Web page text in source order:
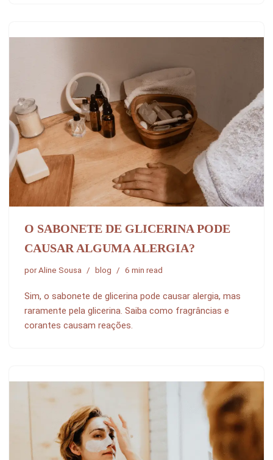
O SABONETE DE GLICERINA PODE
CAUSAR ALGUMA ALERGIA?
porAline Sousa blog 6 min read
Sim, o sabonete de glicerina pode causar alergia, mas
raramente pela glicerina. Saiba como fragrâncias e
corantes causam reações.